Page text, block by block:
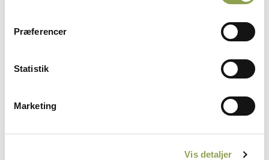
Præferencer
Statistik
Marketing
Vis detaljer